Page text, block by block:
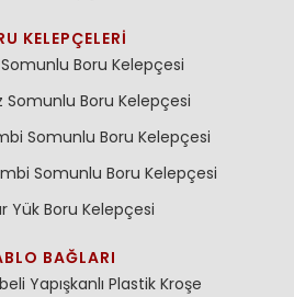
KELEPÇELERI
Boru Kelepçesi
Somunlu Boru Kelepçesi
Somunlu Boru Kelepçesi
Somunlu Boru Kelepçesi
Yük Boru Kelepçesi
BAĞLARI
Yapışkanlı Plastik Kroşe